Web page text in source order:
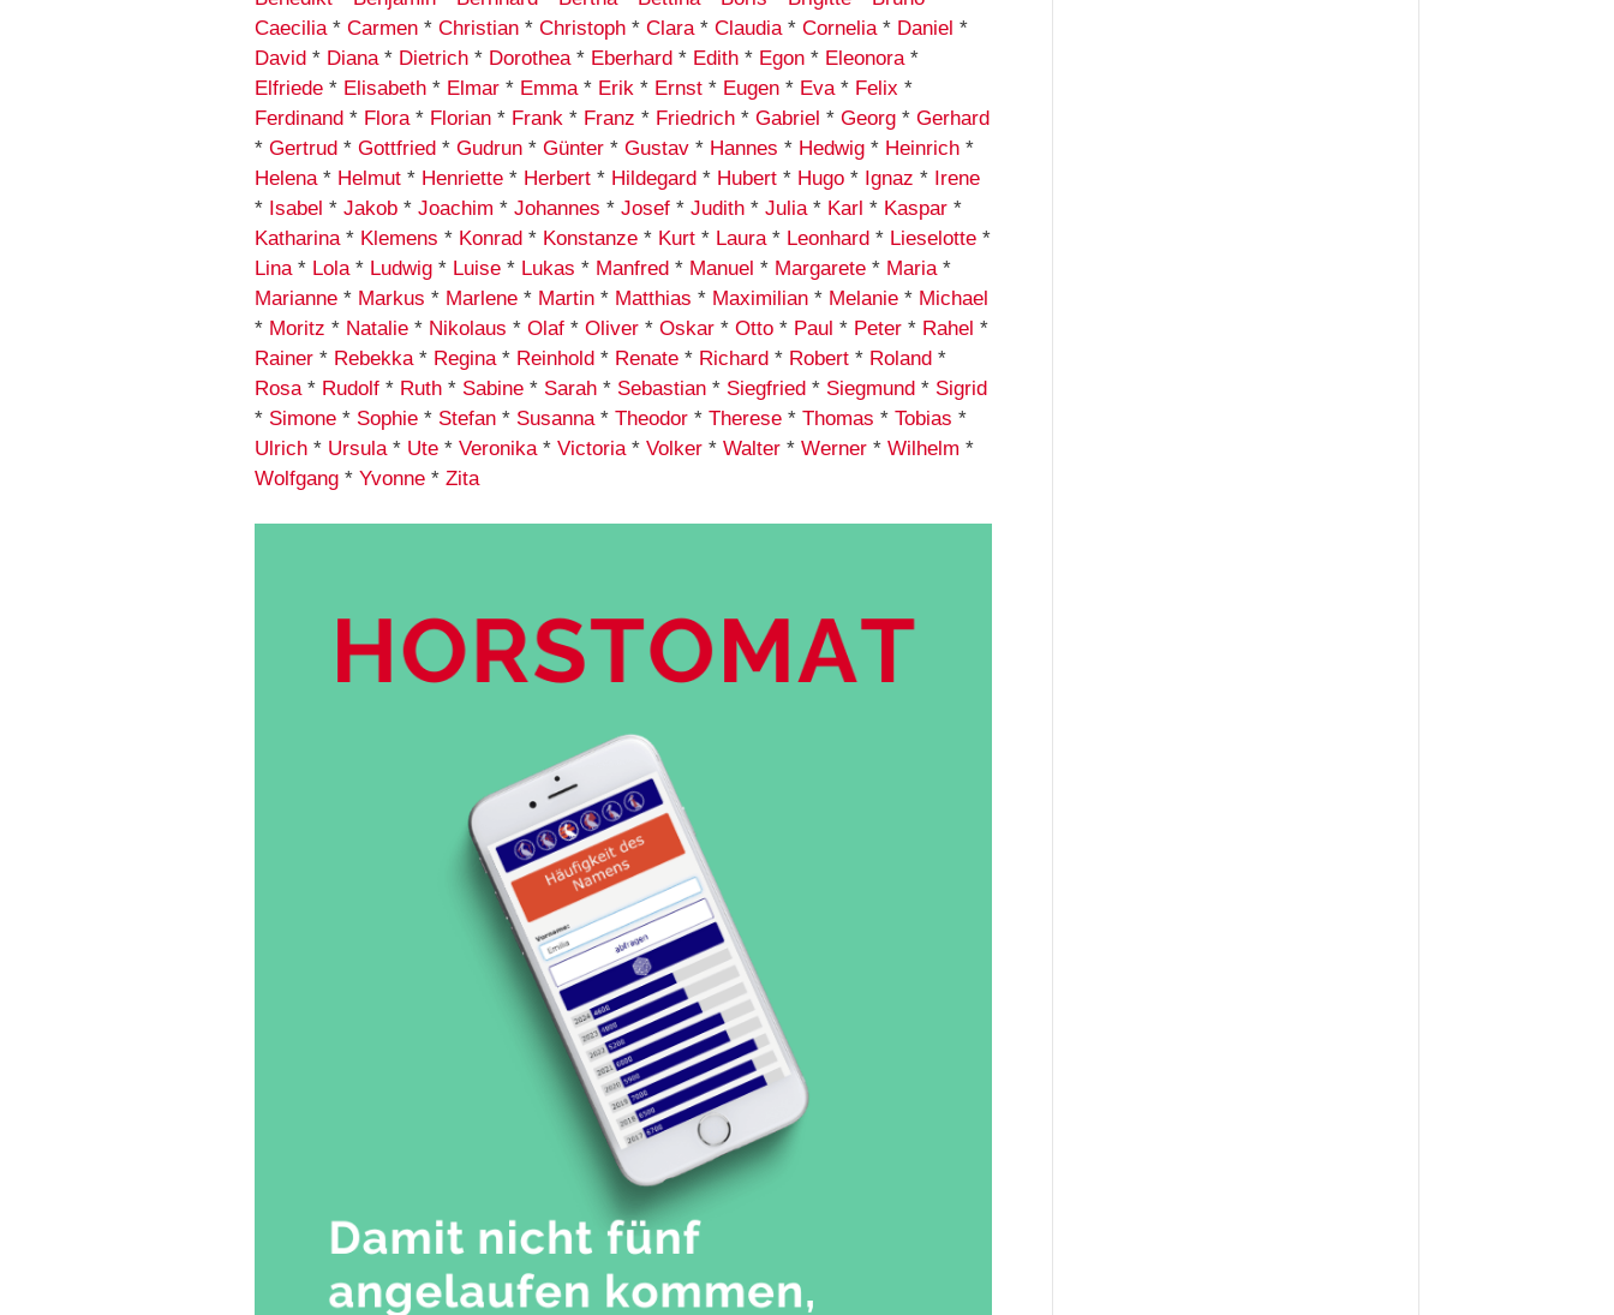
Caecilia* Carmen * Christian * Christoph * Clara* Claudia* Cornelia* Daniel *
David * Diana* Dietrich * Dorothea* Eberhard * Edith * Egon * Eleonora*
Elfriede * Elisabeth * Elmar * Emma* Erik * Ernst * Eugen * Eva* Felix *
Ferdinand * Flora* Florian * Frank * Franz * Friedrich * Gabriel * Georg * Gerhard
* Gertrud * Gottfried * Gudrun * Günter * Gustav * Hannes * Hedwig * Heinrich *
Helena* Helmut * Henriette * Herbert * Hildegard * Hubert * Hugo * Ignaz * Irene
* Isabel * Jakob * Joachim * Johannes * Josef * Judith * Julia* Karl * Kaspar *
Katharina* Klemens * Konrad * Konstanze * Kurt * Laura* Leonhard * Lieselotte *
Lina* Lola* Ludwig * Luise * Lukas * Manfred * Manuel * Margarete * Maria*
Marianne * Markus * Marlene * Martin * Matthias * Maximilian * Melanie * Michael
* Moritz * Natalie * Nikolaus * Olaf * Oliver * Oskar * Otto * Paul * Peter * Rahel *
Rainer * Rebekka* Regina* Reinhold * Renate * Richard * Robert * Roland *
Rosa* Rudolf * Ruth * Sabine * Sarah * Sebastian * Siegfried * Siegmund * Sigrid
* Simone * Sophie * Stefan * Susanna* Theodor * Therese * Thomas * Tobias *
Ulrich * Ursula* Ute * Veronika* Victoria* Volker * Walter * Werner * Wilhelm *
Wolfgang * Yvonne * Zita